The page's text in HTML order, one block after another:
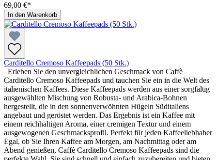
69,00 €*
In den Warenkorb
Carditello Cremoso Kaffeepads (50 Stk.)
Erleben Sie den unvergleichlichen Geschmack von Caffè
Carditello Cremoso Kaffeepads und tauchen Sie ein in die Welt des
italienischen Kaffees. Diese Kaffeepads werden aus einer sorgfältig
ausgewählten Mischung von Robusta- und Arabica-Bohnen
hergestellt, die in den sonnenverwöhnten Hügeln Süditaliens
angebaut und geröstet werden. Das Ergebnis ist ein Kaffee mit
einem reichhaltigen Aroma, einer cremigen Textur und einem
ausgewogenen Geschmacksprofil. Perfekt für jeden Kaffeeliebhaber
Egal, ob Sie Ihren Kaffee am Morgen, am Nachmittag oder am
Abend genießen, Caffè Carditello Cremoso Kaffeepads sind die